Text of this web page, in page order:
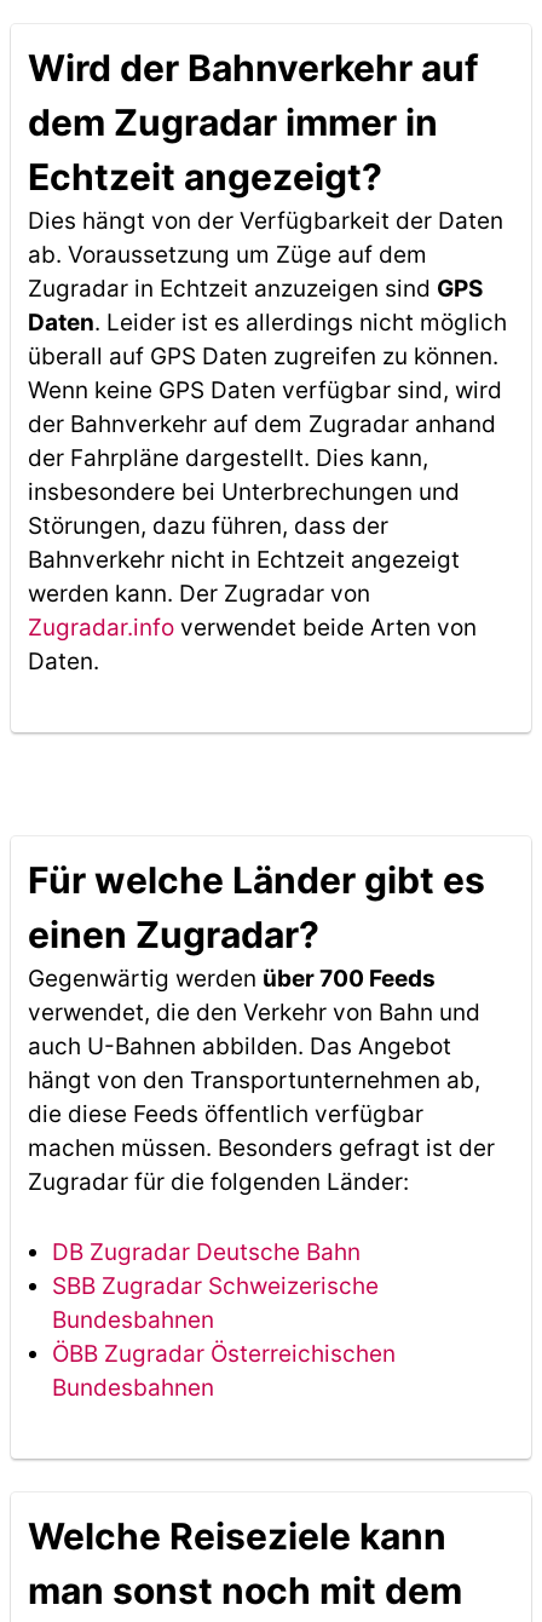
Wird der Bahnverkehr auf
dem Zugradar immer in
Echtzeit angezeigt?
Dies hängt von der Verfügbarkeit der Daten
ab. Voraussetzung um Züge auf dem
Zugradar in Echtzeit anzuzeigen sind GPS
Daten. Leider ist es allerdings nicht möglich
überall auf GPS Daten zugreifen zu können.
Wenn keine GPS Daten verfügbar sind, wird
der Bahnverkehr auf dem Zugradar anhand
der Fahrpläne dargestellt. Dies kann,
insbesondere bei Unterbrechungen und
Störungen, dazu führen, dass der
Bahnverkehr nicht in Echtzeit angezeigt
werden kann. Der Zugradar von
Zugradar.infoverwendet beide Arten von
Daten.
Für welche Länder gibt es
einen Zugradar?
Gegenwärtig werden über 700 Feeds
verwendet, die den Verkehr von Bahn und
auch U-Bahnen abbilden. Das Angebot
hängt von den Transportunternehmen ab,
die diese Feeds öffentlich verfügbar
machen müssen. Besonders gefragt ist der
Zugradar für die folgenden Länder:
DB Zugradar Deutsche Bahn
SBB Zugradar Schweizerische
Bundesbahnen
ÖBB Zugradar Österreichischen
Bundesbahnen
Welche Reiseziele kann
man sonst noch mit dem